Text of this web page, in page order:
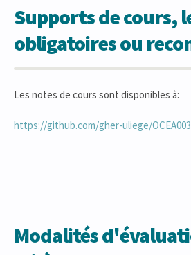
Supports de cours,
obligatoires ou
Les notes de cours sont disponibles à:
https://github.com/gher-uliege/
Modalités